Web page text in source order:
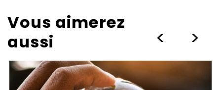
Vous aimerez
aussi
> >